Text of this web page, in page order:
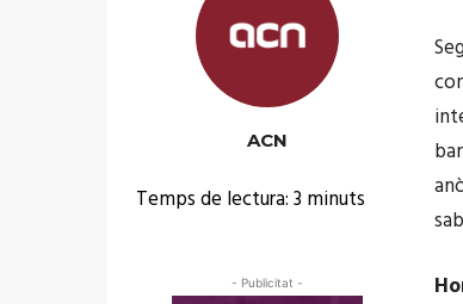
ACN
Temps de lectura:3 minuts
- Publicitat -